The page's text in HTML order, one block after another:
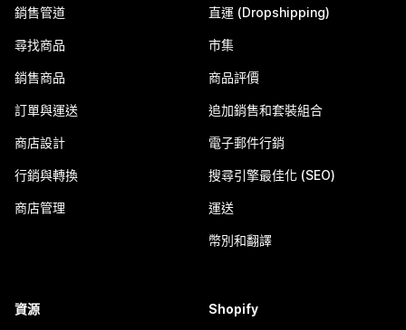
銷售管道
尋找商品
銷售商品
訂單與運送
商店設計
行銷與轉換
商店管理
直運 (Dropshipping)
市集
商品評價
追加銷售和套裝組合
電子郵件行銷
搜尋引擎最佳化 (SEO)
運送
幣別和翻譯
資源 Shopify